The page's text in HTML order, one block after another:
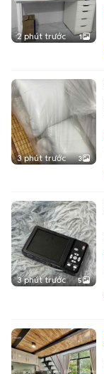
2 phút trước 1
3 phút trước 3
3 phút trước 5